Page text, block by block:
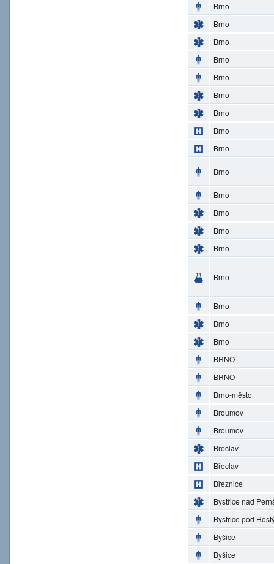
Brno
Brno
Brno
Brno
Brno
Brno
Brno
Brno
Brno
Brno
Brno
Brno
Brno
Brno
Brno
Brno
Brno
Brno
BRNO
BRNO
Brno-město
Broumov
Broumov
Břeclav
Břeclav
Březnice
Bystřice nad
Bystřice pod
Byšice
Byšice